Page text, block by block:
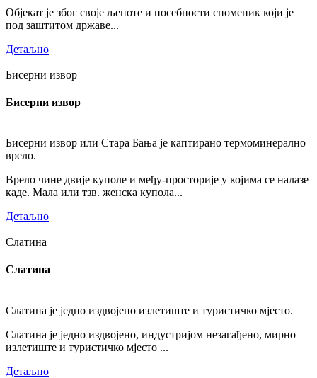
Објекат је због своје љепоте и посебности споменик који је
под заштитом државе...
Детаљно
Бисерни извор
Бисерни извор
Бисерни извор или Стара Бања је каптирано термоминерално
врело.
Врело чине двије куполе и међу-просторије у којима се налазе
каде. Мала или тзв. женска купола...
Детаљно
Слатина
Слатина
Слатина је једно издвојено излетиште и туристичко мјесто.
Слатина је једно издвојено, индустријом незагађено, мирно
излетиште и туристичко мјесто ...
Детаљно